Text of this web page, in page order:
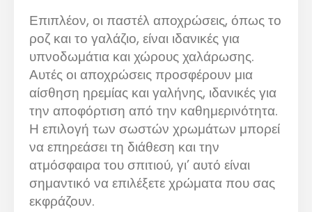
Επιπλέον, οι παστέλ αποχρώσεις, όπως το
ροζ και το γαλάζιο, είναι ιδανικές για
υπνοδωμάτια και χώρους χαλάρωσης.
Αυτές οι αποχρώσεις προσφέρουν μια
αίσθηση ηρεμίας και γαλήνης, ιδανικές για
την αποφόρτιση από την καθημερινότητα.
Η επιλογή των σωστών χρωμάτων μπορεί
να επηρεάσει τη διάθεση και την
ατμόσφαιρα του σπιτιού, γι’ αυτό είναι
σημαντικό να επιλέξετε χρώματα που σας
εκφράζουν.